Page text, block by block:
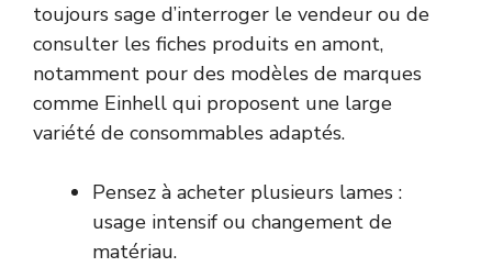
toujours sage d’interroger le vendeur ou de
consulter les fiches produits en amont,
notamment pour des modèles de marques
comme Einhell qui proposent une large
variété de consommables adaptés.
Pensez à acheter plusieurs lames :
usage intensif ou changement de
matériau.